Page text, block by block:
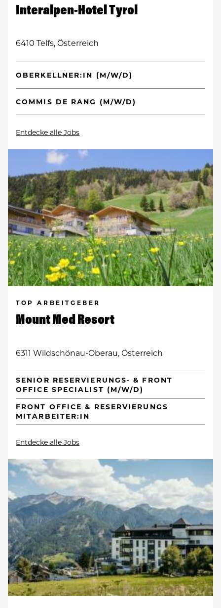
Interalpen-Hotel Tyrol
6410 Telfs, Österreich
OBERKELLNER:IN (M/W/D)
COMMIS DE RANG (M/W/D)
Entdecke alle Jobs
TOP ARBEITGEBER
Mount Med Resort
6311 Wildschönau-Oberau, Österreich
SENIOR RESERVIERUNGS- & FRONT
OFFICE SPECIALIST (M/W/D)
FRONT OFFICE & RESERVIERUNGS
MITARBEITER:IN
Entdecke alle Jobs